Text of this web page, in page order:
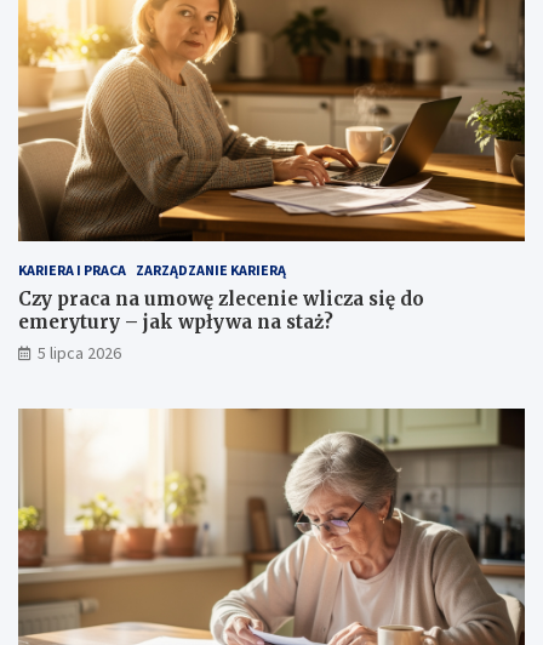
KARIERA I PRACA ZARZĄDZANIE KARIERĄ
Czy praca na umowę zlecenie wlicza się do
emerytury – jak wpływa na staż?
5 lipca 2026